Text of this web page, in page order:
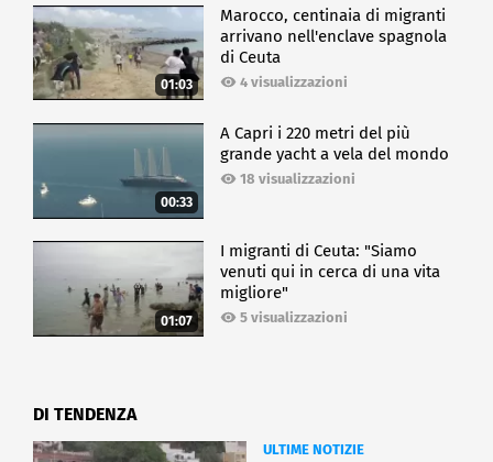
01:03
Marocco, centinaia di migranti
arrivano nell'enclave spagnola
di Ceuta
4 visualizzazioni
00:33
A Capri i 220 metri del più
grande yacht a vela del mondo
18 visualizzazioni
01:07
I migranti di Ceuta: "Siamo
venuti qui in cerca di una vita
migliore"
5 visualizzazioni
DI TENDENZA
ULTIME NOTIZIE